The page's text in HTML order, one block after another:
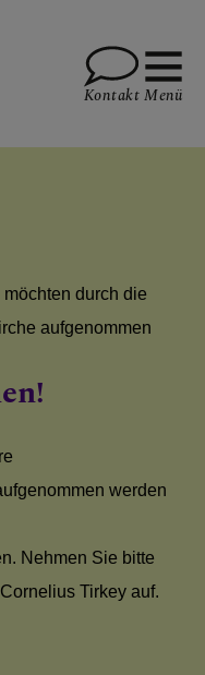
Kontakt Menü
möchten durch die
aufgenommen
werden
Nehmen Sie bitte
Tirkey auf.